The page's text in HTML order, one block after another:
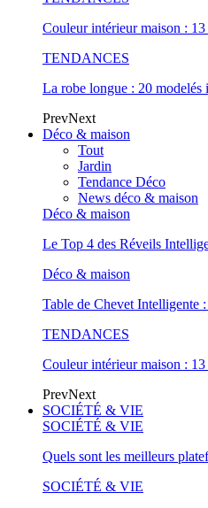
Couleur intérieur maison :
TENDANCES
La robe longue : 20 modelés
PrevNext
Déco & maison
Tout
Jardin
Tendance Déco
News déco & maison
Déco & maison
Le Top 4 des Réveils
Déco & maison
Table de Chevet
TENDANCES
Couleur intérieur maison :
PrevNext
SOCIÉTÉ & VIE
SOCIÉTÉ & VIE
Quels sont les meilleurs
SOCIÉTÉ & VIE